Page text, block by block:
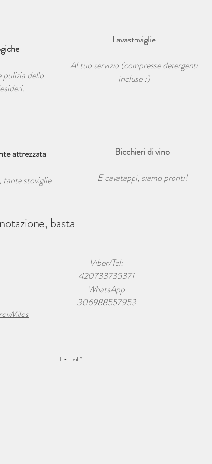
dello
attrezzata
stoviglie
Lavastoviglie
Al tuo servizio (compresse detergenti
incluse :)
Bicchieri di vino
E cavatappi, siamo pronti!
basta
Viber/Tel:
420733735371
WhatsApp
306988557953